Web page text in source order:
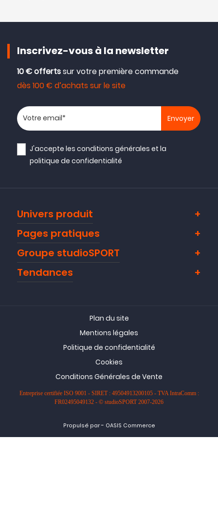
Inscrivez-vous à la newsletter
10 € offertssur votre première commande
dès 100 € d’achats sur le site
Votre adresse email
J'accepte lesconditions générales et la
politique de confidentialité
Univers produit
Pages pratiques
Groupe studioSPORT
Tendances
Plan du site
Mentions légales
Politique de confidentialité
Cookies
Conditions Générales de Vente
Entreprise certifiée ISO 9001 - SIRET : 49504913200105 - TVA IntraComm :
FR02495049132 - © studioSPORT 2007-2026
Propulsé par- OASIS Commerce